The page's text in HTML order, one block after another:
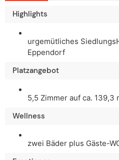
Highlights
urgemütliches
Eppendorf
Platzangebot
5,5 Zimmer auf ca. 139,3
Wellness
zwei Bäder plus Gäste-